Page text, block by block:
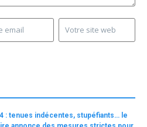
: tenues indécentes, stupéfiants… le